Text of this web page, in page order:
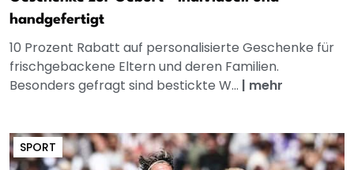
handgefertigt
10 Prozent Rabatt auf personalisierte Geschenke für
frischgebackene Eltern und deren Familien.
Besonders gefragt sind bestickte W... | mehr
SPORT